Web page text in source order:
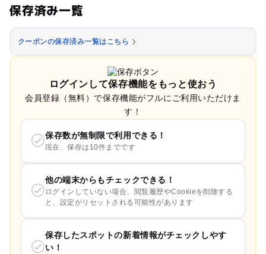
保存済み一覧
クーポンの保存済み一覧はこちら
ログインして保存機能をもっと使おう
会員登録（無料）で保存機能がフルにご利用いただけま
す！
保存数が無制限で利用できる！
現在、保存は10件までです
他の端末からもチェックできる！
ログインしていない場合、閲覧履歴やCookieを削除する
と、設定がリセットされる可能性があります
保存したスポットの新着情報がチェックしやす
い！